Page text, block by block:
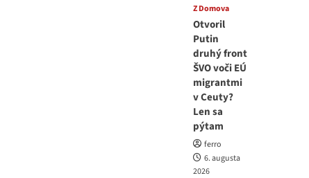
Z Domova
Otvoril
Putin
druhý front
ŠVO voči EÚ
migrantmi
v Ceuty?
Len sa
pýtam
ferro
6. augusta
2026